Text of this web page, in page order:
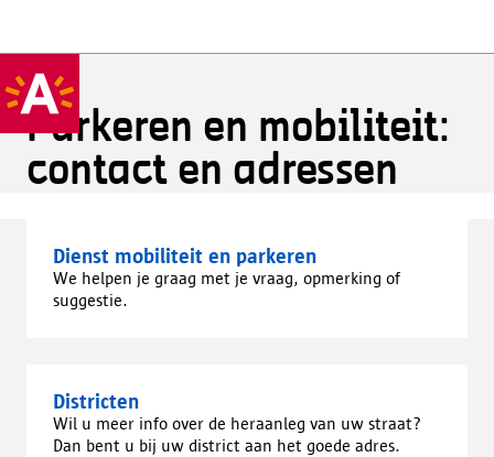
Parkeren en mobiliteit:
contact en adressen
Dienst mobiliteit en parkeren
We helpen je graag met je vraag, opmerking of
suggestie.
Districten
Wil u meer info over de heraanleg van uw straat?
Dan bent u bij uw district aan het goede adres.